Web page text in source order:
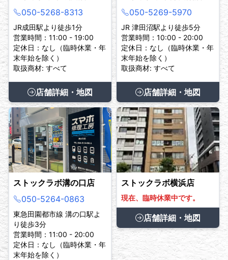
050-5268-8313
JR成田駅より徒歩1分
営業時間：11:00 - 19:00
定休日：なし（臨時休業・年
末年始を除く）
取扱商材: すべて
店舗詳細・地図
050-5269-5970
JR 津田沼駅より徒歩5分
営業時間：10:00 - 20:00
定休日：なし（臨時休業・年
末年始を除く）
取扱商材: すべて
店舗詳細・地図
ストックラボ溝の口店
050-5264-0863
東急田園都市線 溝の口駅よ
り徒歩3分
営業時間：11:00 - 20:00
定休日：なし（臨時休業・年
末年始を除く）
ストックラボ横浜店
現在、臨時休業中です。
店舗詳細・地図